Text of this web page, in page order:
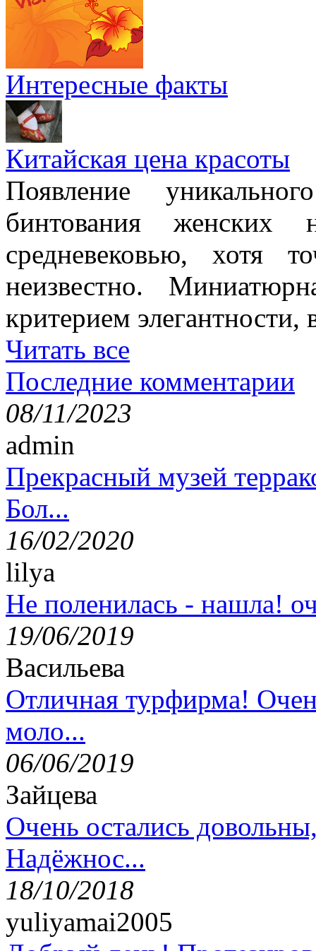
Интересные факты
Китайская цена красоты
Появление
бинтования женских
средневековью, хотя
неизвестно.
критерием элегантности,
Читать все
Последние комментарии
08/11/2023
admin
Прекрасный музей
Бол...
16/02/2020
lilya
Не поленилась - нашла!
19/06/2019
Васильева
Отличная турфирма!
моло...
06/06/2019
Зайцева
Очень остались
Надёжнос...
18/10/2018
yuliyamai2005